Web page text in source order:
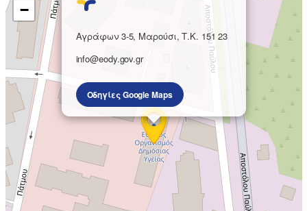
Αγράφων 3-5, Μαρούσι, Τ.Κ. 151 23
info@eody.gov.gr
Οδηγίες Google Maps
−